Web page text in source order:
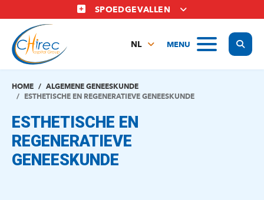
en
naar
inhoud
gaan
SPOEDGEVALLEN
MENU
NL
EN
HOME
ALGEMENE GENEESKUNDE
ESTHETISCHE EN REGENERATIEVE GENEESKUNDE
ESTHETISCHE EN
REGENERATIEVE
GENEESKUNDE